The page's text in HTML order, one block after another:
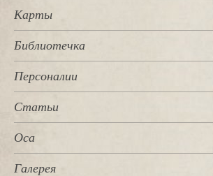
Карты
Библиотечка
Персоналии
Статьи
Оса
Галерея